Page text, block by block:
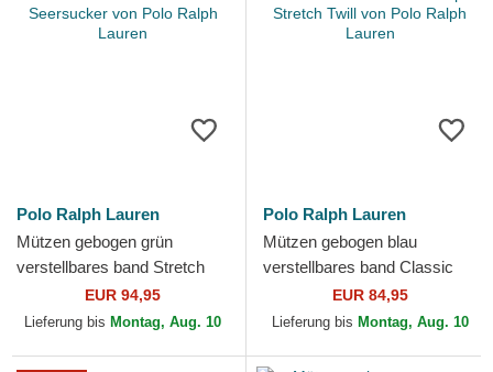
Polo Ralph Lauren
Mützen gebogen grün
verstellbares band Stretch
Seersucker von Polo Ralph
Lauren
EUR 94,95
Lieferung bis Montag, Aug. 10
Polo Ralph Lauren
Mützen gebogen blau
verstellbares band Classic
Sport Stretch Twill von Polo
Ralph Lauren
EUR 84,95
Lieferung bis Montag, Aug. 10